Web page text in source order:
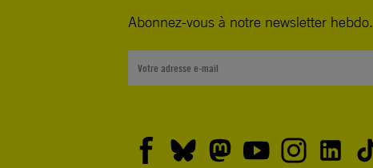
Abonnez-vous à notre newsletter hebdo.